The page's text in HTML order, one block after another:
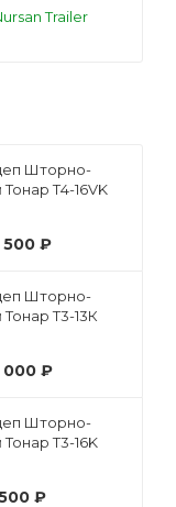
Trailer
Шторно-
Т4-16VK
500 ₽
Шторно-
Т3-13К
000 ₽
Шторно-
Т3-16K
₽